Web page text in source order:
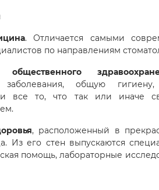
. Отличается самыми
по направлениям
общественного
заболевания, общую
и все то, что так или иначе
, расположенный в
Из его стен выпускаются
помощь, лабораторные